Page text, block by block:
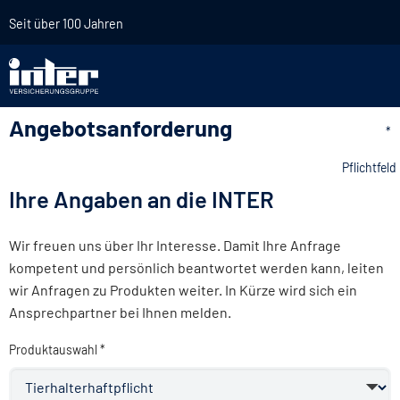
Seit über 100 Jahren
Angebotsanforderung *
Pflichtfeld
Ihre Angaben an die INTER
Wir freuen uns über Ihr Interesse. Damit Ihre Anfrage
kompetent und persönlich beantwortet werden kann, leiten
wir Anfragen zu Produkten weiter. In Kürze wird sich ein
Ansprechpartner bei Ihnen melden.
Produktauswahl *